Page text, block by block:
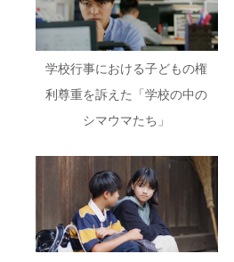
学校行事における子どもの権
利尊重を訴えた「学校の中の
シマウマたち」